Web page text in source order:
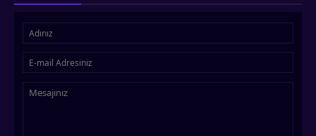
İzledim
İzledim
İzledim
1. Sezon 13. Bölüm